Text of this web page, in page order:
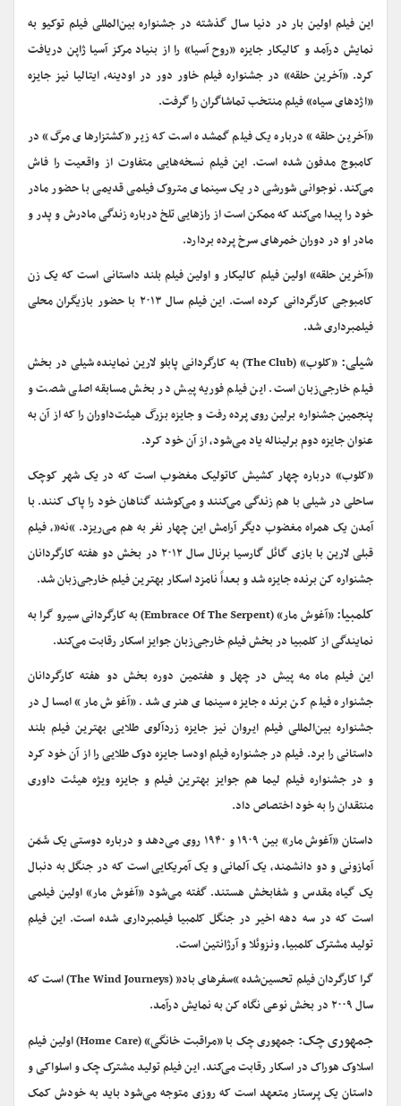
این فیلم اولین بار در دنیا سال گذشته در جشنواره بین‌المللی فیلم توکیو به
نمایش درآمد و کالیکار جایزه «روح آسیا» را از بنیاد مرکز آسیا ژاپن دریافت
کرد. «آخرین حلقه» در جشنواره فیلم خاور دور در اودینه، ایتالیا نیز جایزه
«اژدهای سیاه» فیلم منتخب تماشاگران را گرفت.
«آخرین حلقه» درباره یک فیلم گمشده است که زیر «کشتزارهای مرگ» در
کامبوج مدفون شده است. این فیلم نسخه‌هایی متفاوت از واقعیت را فاش
می‌کند. نوجوانی شورشی در یک سینمای متروک فیلمی قدیمی با حضور مادر
خود را پیدا می‌کند که ممکن است از رازهایی تلخ درباره زندگی مادرش و پدر و
مادر او در دوران خمرهای سرخ پرده بردارد.
«آخرین حلقه» اولین فیلم کالیکار و اولین فیلم بلند داستانی است که یک زن
کامبوجی کارگردانی کرده است. این فیلم سال ۲۰۱۳ با حضور بازیگران محلی
فیلمبرداری شد.
شیلی:
«کلوب» (The Club) به کارگردانی پابلو لارین نماینده شیلی در بخش
فیلم خارجی‌زبان است. این فیلم فوریه پیش در بخش مسابقه اصلی شصت و
پنجمین جشنواره برلین روی پرده رفت و جایزه بزرگ هیئت‌داوران را که از آن به
عنوان جایزه دوم برلیناله یاد می‌شود، از آن خود کرد.
«کلوب» درباره چهار کشیش کاتولیک مغضوب است که در یک شهر کوچک
ساحلی در شیلی با هم زندگی می‌کنند و می‌کوشند گناهان خود را پاک کنند. با
آمدن یک همراه مغضوب دیگر آرامش این چهار نفر به هم می‌ریزد. “نه”، فیلم
قبلی لارین با بازی گائل گارسیا برنال سال ۲۰۱۲ در بخش دو هفته کارگردانان
جشنواره کن برنده جایزه شد و بعداً نامزد اسکار بهترین فیلم خارجی‌زبان شد.
کلمبیا:
«آغوش مار» (Embrace Of The Serpent) به کارگردانی سیرو گرا به
نمایندگی از کلمبیا در بخش فیلم خارجی‌زبان جوایز اسکار رقابت می‌کند.
این فیلم ماه مه پیش در چهل و هفتمین دوره بخش دو هفته کارگردانان
جشنواره فیلم کن برنده جایزه سینمای هنری شد. «آغوش مار» امسال در
جشنواره بین‌المللی فیلم ایروان نیز جایزه زردآلوی طلایی بهترین فیلم بلند
داستانی را برد. فیلم در جشنواره فیلم اودسا جایزه دوک طلایی را از آن خود کرد
و در جشنواره فیلم لیما هم جوایز بهترین فیلم و جایزه ویژه هیئت داوری
منتقدان را به خود اختصاص داد.
داستان «آغوش مار» بین ۱۹۰۹ و ۱۹۴۰ روی می‌دهد و درباره دوستی یک شَمَن
آمازونی و دو دانشمند، یک آلمانی و یک آمریکایی است که در جنگل به دنبال
یک گیاه مقدس و شفابخش هستند. گفته می‌شود «آغوش مار» اولین فیلمی
است که در سه دهه اخیر در جنگل کلمبیا فیلمبرداری شده است. این فیلم
تولید مشترک کلمبیا، ونزوئلا و آرژانتین است.
گرا کارگردان فیلم تحسین‌شده “سفرهای باد” (The Wind Journeys) است که
سال ۲۰۰۹ در بخش نوعی نگاه کن به نمایش درآمد.
جمهوری چک:
جمهوری چک با «مراقبت خانگی» (Home Care) اولین فیلم
اسلاوک هوراک در اسکار رقابت می‌کند. این فیلم تولید مشترک چک و اسلواکی و
داستان یک پرستار متعهد است که روزی متوجه می‌شود باید به خودش کمک